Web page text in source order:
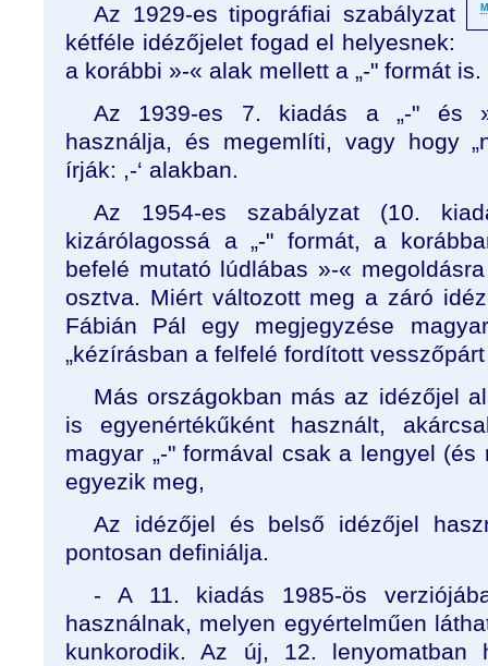
Az 1929-es tipográfiai szabályzat
kétféle idézőjelet fogad el helyesnek:
a korábbi »-« alak mellett a „-" formát is.
Az 1939-es 7. kiadás a „-" és
használja, és megemlíti, vagy hogy
írják: ,-‘ alakban.
Az 1954-es szabályzat (10.
kizárólagossá a „-" formát, a
befelé mutató lúdlábas »-«
osztva. Miért változott meg a záró
Fábián Pál egy megjegyzése
„kézírásban a felfelé fordított
Más országokban más az idézőjel
is egyenértékűként használt,
magyar „-" formával csak a lengyel
egyezik meg,
Az idézőjel és belső idézőjel
pontosan definiálja.
- A 11. kiadás 1985-ös
használnak, melyen egyértelműen
kunkorodik. Az új, 12. lenyomatban